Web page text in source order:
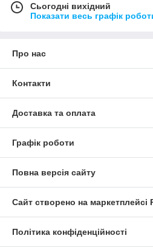
Сьогодні вихідний
Показати весь графік
Про нас
Контакти
Доставка та оплата
Графік роботи
Повна версія сайту
Сайт створено на маркетплейсі
Політика конфіденційності